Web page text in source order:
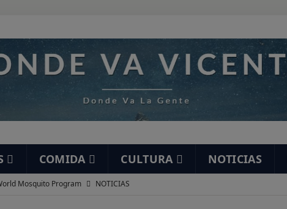
COMIDA CULTURA NOTICIAS
Mosquito Program
NOTICIAS